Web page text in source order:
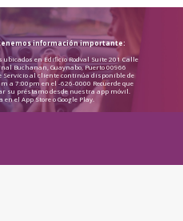
información importante:
en Edificio Rodval Suite 201 Calle
Buchanan, Guaynabo, Puerto 00966
Servicio al cliente continúa disponible de
a 7:00pm en el-626-0000 Recuerde que
su préstamo desde nuestra app móvil.
en el App Store o Google Play.